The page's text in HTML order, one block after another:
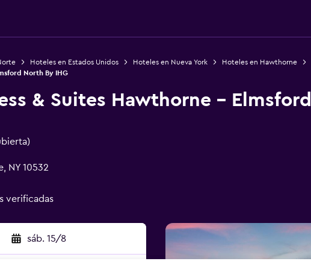
Hoteles en Estados Unidos Hoteles en Nueva York
Hoteles en Hawthorne
North By IHG
& Suites Hawthorne -
NY 10532
verificadas
sáb. 15/8